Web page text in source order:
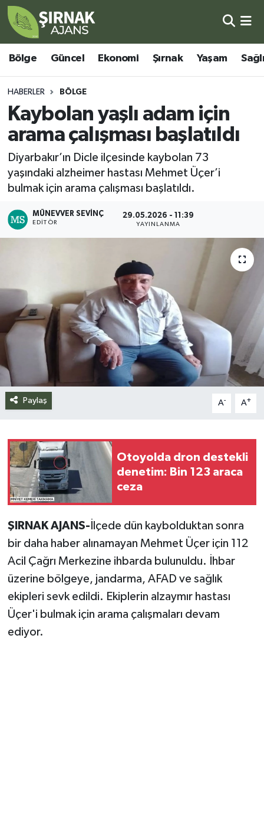
Bölge Güncel Ekonomi Şırnak Yaşam
HABERLER BÖLGE
Kaybolan yaşlı adam için
arama çalışması başlatıldı
Diyarbakır’ın Dicle ilçesinde kaybolan 73
yaşındaki alzheimer hastası Mehmet Üçer’i
bulmak için arama çalışması başlatıldı.
MÜNEVVER SEVINÇ
EDITÖR
29.05.2026 - 11:39
YAYINLANMA
Paylaş A- A+
Otoyolda dron destekli
denetim: Bin 123 araca
ceza
ŞIRNAK AJANS- İlçede dün kaybolduktan sonra
bir daha haber alınamayan Mehmet Üçer için 112
Acil Çağrı Merkezine ihbarda bulunuldu. İhbar
üzerine bölgeye, jandarma, AFAD ve sağlık
ekipleri sevk edildi. Ekiplerin alzaymır hastası
Üçer'i bulmak için arama çalışmaları devam
ediyor.
Bölge
Güncel
Ekonomi
Şırnak
Sağlık
Eğitim
Spor
Teknoloji
Yazarlar
Şırnak Nöbetçi Eczaneler
Şırnak Hava Durumu
Şirnak Namaz Vakitleri
Şırnak Trafik Yoğunluk Haritası
Süper Lig Puan Durumu ve Fikstür
Tüm Manşetler
Son Dakika Haberleri